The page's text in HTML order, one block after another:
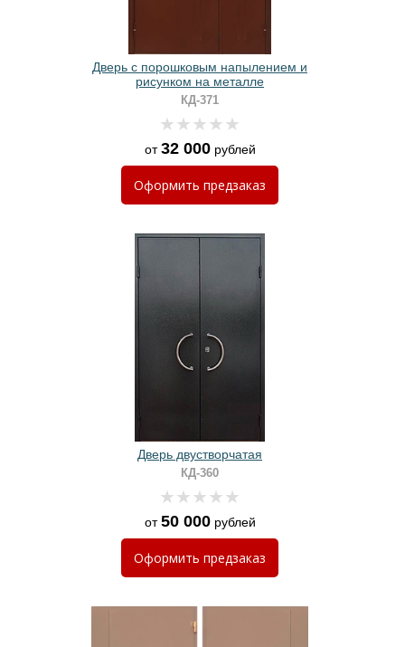
Дверь с порошковым напылением и
рисунком на металле
КД-371
от32 000рублей
Оформить предзаказ
Дверь двустворчатая
КД-360
от50 000рублей
Оформить предзаказ